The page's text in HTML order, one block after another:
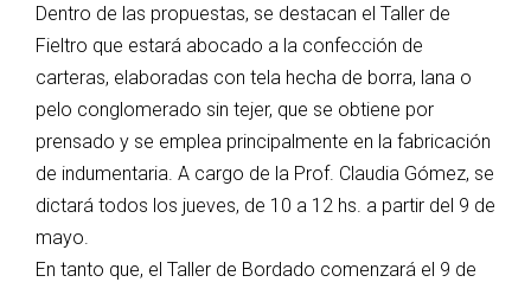
Dentro de las propuestas, se destacan el Taller de
Fieltro que estará abocado a la confección de
carteras, elaboradas con tela hecha de borra, lana o
pelo conglomerado sin tejer, que se obtiene por
prensado y se emplea principalmente en la fabricación
de indumentaria. A cargo de la Prof. Claudia Gómez, se
dictará todos los jueves, de 10 a 12 hs. a partir del 9 de
mayo.
En tanto que, el Taller de Bordado comenzará el 9 de